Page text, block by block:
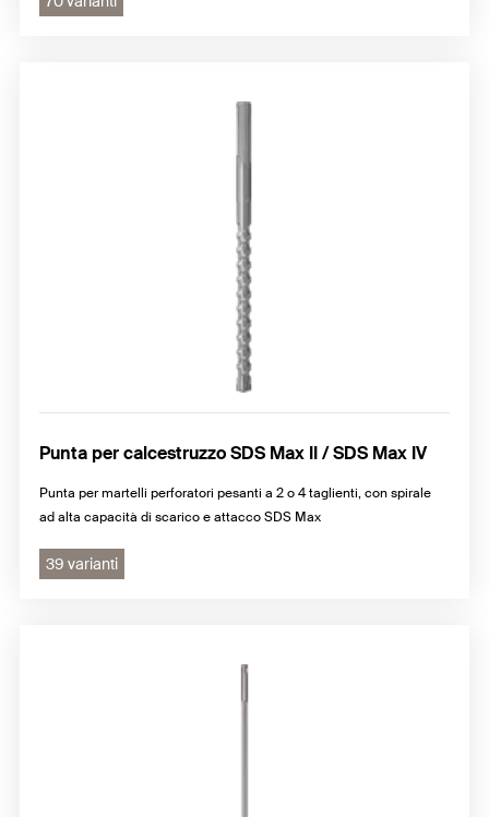
Punta per calcestruzzo SDS Max II / SDS Max IV
Punta per martelli perforatori pesanti a 2 o 4 taglienti, con spirale
ad alta capacità di scarico e attacco SDS Max
39 varianti